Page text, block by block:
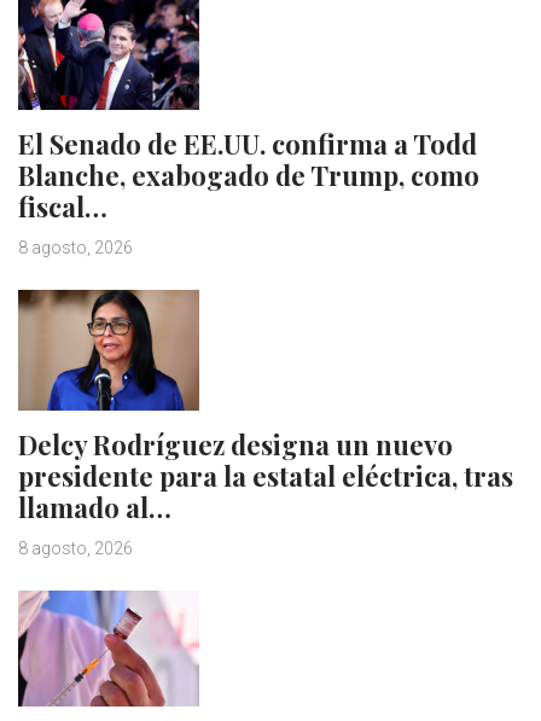
El Senado de EE.UU. confirma a Todd
Blanche, exabogado de Trump, como
fiscal…
8 agosto, 2026
Delcy Rodríguez designa un nuevo
presidente para la estatal eléctrica, tras
llamado al…
8 agosto, 2026